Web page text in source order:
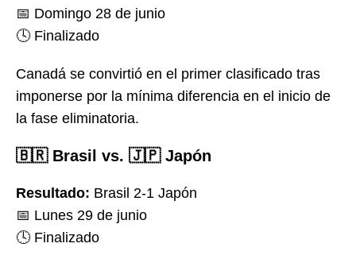
📅 Domingo 28 de junio
🕓 Finalizado
Canadá se convirtió en el primer clasificado tras
imponerse por la mínima diferencia en el inicio de
la fase eliminatoria.
🇧🇷 Brasil vs. 🇯🇵 Japón
Resultado: Brasil 2-1 Japón
📅 Lunes 29 de junio
🕓 Finalizado